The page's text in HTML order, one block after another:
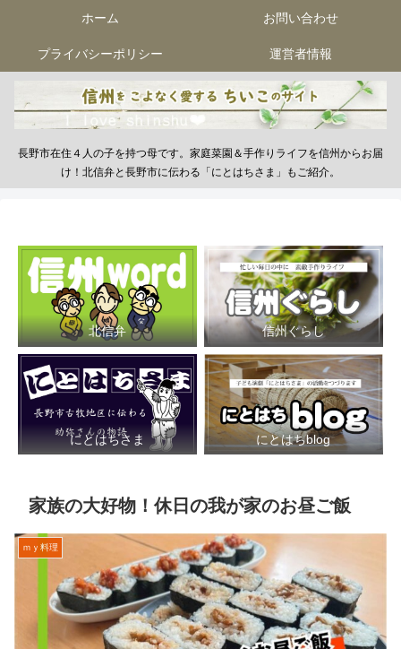
長野市在住４人の子を持つ母です。家庭菜園＆手作りライフを信州からお届
け！北信弁と長野市に伝わる「にとはちさま」もご紹介。
ホーム お問い合わせ
プライバシーポリシー 運営者情報
北信弁 信州ぐらし
にとはちさま にとはちblog
家族の大好物！休日の我が家のお昼ご飯
ｍｙ料理